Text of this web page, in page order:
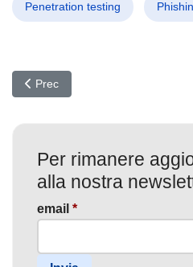
Penetration testing
Articolo precedente: Quantum &
Prec
Per rimanere
alla nostra
email *